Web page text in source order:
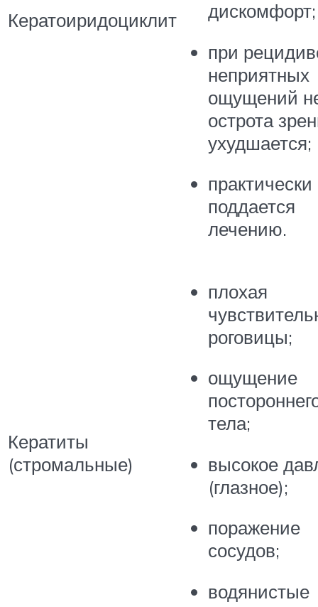
Кератоиридоциклит
дискомфорт;
при
неприятных
ощущений
острота
ухудшается;
практически
поддается
лечению.
Кератиты
(стромальные)
плохая
роговицы;
ощущение
тела;
высокое
(глазное);
поражение
сосудов;
водянистые